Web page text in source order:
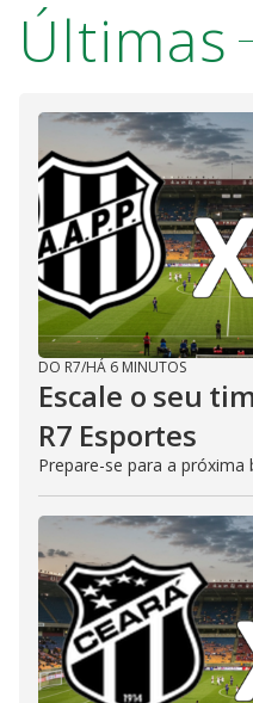
Últimas
DO R7/HÁ 6 MINUTOS
Escale o seu
R7 Esportes
Prepare-se para a próxima